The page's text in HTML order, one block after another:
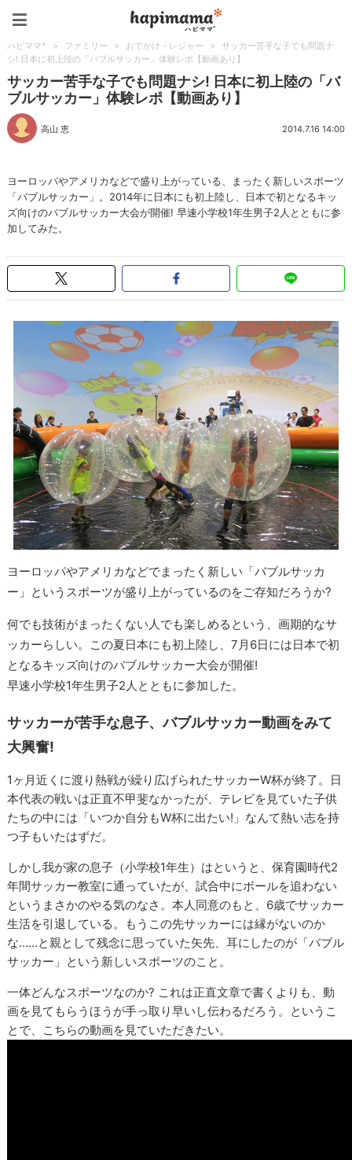
ハピママ* > ファミリー > おでかけ・レジャー >
サッカー苦手な子でも問題ナ
シ! 日本に初上陸の「バブルサッカー」体験レポ【動画あり】
サッカー苦手な子でも問題ナシ! 日本に初上陸の「バ
ブルサッカー」体験レポ【動画あり】
高山 恵 2014.7.16 14:00
ヨーロッパやアメリカなどで盛り上がっている、まったく新しいスポーツ
「バブルサッカー」。2014年に日本にも初上陸し、日本で初となるキッ
ズ向けのバブルサッカー大会が開催! 早速小学校1年生男子2人とともに参
加してみた。
ヨーロッパやアメリカなどでまったく新しい「バブルサッカ
ー」というスポーツが盛り上がっているのをご存知だろうか?
何でも技術がまったくない人でも楽しめるという、画期的なサ
ッカーらしい。この夏日本にも初上陸し、7月6日には日本で初
となるキッズ向けのバブルサッカー大会が開催!
早速小学校1年生男子2人とともに参加した。
サッカーが苦手な息子、バブルサッカー動画をみて
大興奮!
1ヶ月近くに渡り熱戦が繰り広げられたサッカーW杯が終了。日
本代表の戦いは正直不甲斐なかったが、テレビを見ていた子供
たちの中には「いつか自分もW杯に出たい!」なんて熱い志を持
つ子もいたはずだ。
しかし我が家の息子（小学校1年生）はというと、保育園時代2
年間サッカー教室に通っていたが、試合中にボールを追わない
というまさかのやる気のなさ。本人同意のもと、6歳でサッカー
生活を引退している。もうこの先サッカーには縁がないのか
な……と親として残念に思っていた矢先、耳にしたのが「バブル
サッカー」という新しいスポーツのこと。
一体どんなスポーツなのか? これは正直文章で書くよりも、動
画を見てもらうほうが手っ取り早いし伝わるだろう。というこ
とで、こちらの動画を見ていただきたい。